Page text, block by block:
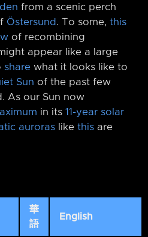
from a scenic perch
Östersund . To some, this
of recombining
appear like a large
share what it looks like to
Sun of the past few
As our Sun now
in its 11-year solar
auroras like this are
華
語
English